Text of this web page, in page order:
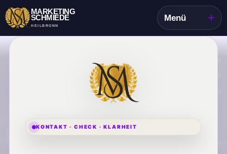
MARKETING
SCHMIEDE
HEILBRONN
Menü +
KONTAKT · CHECK · KLARHEIT